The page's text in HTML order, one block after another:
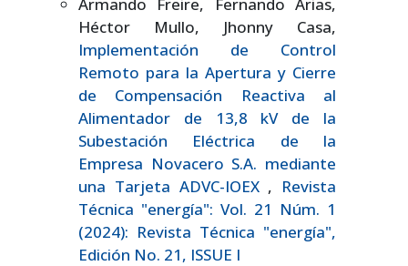
Héctor Mullo, Jhonny Casa,
Implementación de Control
Remoto para la Apertura y Cierre
de Compensación Reactiva al
Alimentador de 13,8 kV de la
Subestación Eléctrica de la
Empresa Novacero S.A. mediante
una Tarjeta ADVC-IOEX , Revista
Técnica "energía": Vol. 21 Núm. 1
(2024): Revista Técnica "energía",
Edición No. 21, ISSUE I